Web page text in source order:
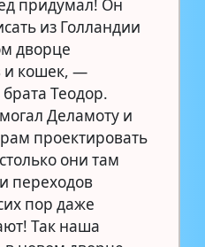
придумал! Он
из Голландии
дворце
и кошек, —
Теодор.
Деламоту и
проектировать
они там
переходов
пор даже
Так наша